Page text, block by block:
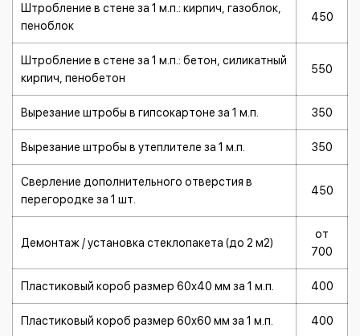
Штробление в стене за 1 м.п.: кирпич, газоблок,
пеноблок
450
Штробление в стене за 1 м.п.: бетон, силикатный
кирпич, пенобетон
550
Вырезание штробы в гипсокартоне за 1 м.п. 350
Вырезание штробы в утеплителе за 1 м.п. 350
Сверление дополнительного отверстия в
перегородке за 1 шт.
450
Демонтаж / установка стеклопакета (до 2 м2)
от
700
Пластиковый короб размер 60х40 мм за 1 м.п. 400
Пластиковый короб размер 60х60 мм за 1 м.п. 400